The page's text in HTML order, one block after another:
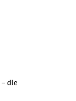
– dle